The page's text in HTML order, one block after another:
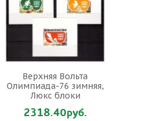
Верхняя Вольта
Олимпиада-76 зимняя,
Люкс блоки
2318.40руб.